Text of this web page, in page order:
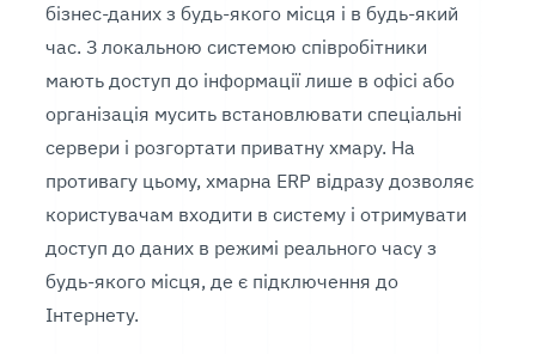
бізнес-даних з будь-якого місця і в будь-який
час. З локальною системою співробітники
мають доступ до інформації лише в офісі або
організація мусить встановлювати спеціальні
сервери і розгортати приватну хмару. На
противагу цьому, хмарна ERP відразу дозволяє
користувачам входити в систему і отримувати
доступ до даних в режимі реального часу з
будь-якого місця, де є підключення до
Інтернету.